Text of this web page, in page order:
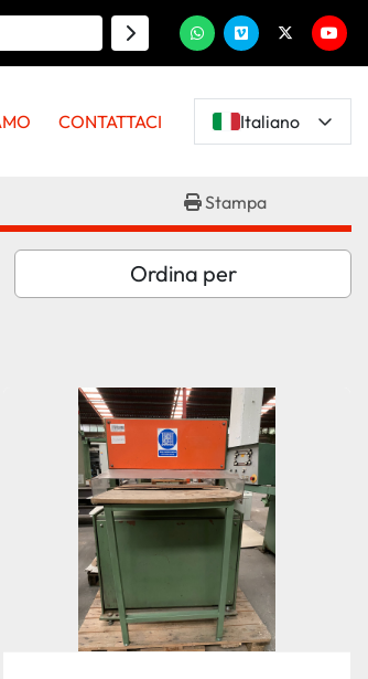
whatsappvimeotwitter
CONTATTACI Italiano
Stampa
Ordina per